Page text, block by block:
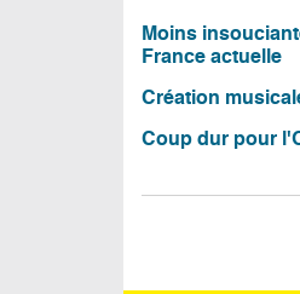
Moins
France actuelle
Création
Coup dur pour